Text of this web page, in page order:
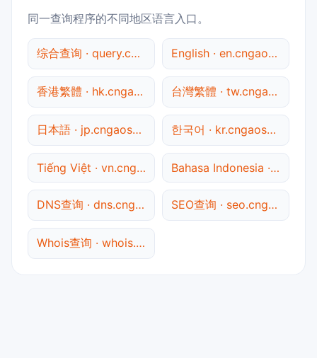
同一查询程序的不同地区语言入口。
综合查询 · query.cngaosu.com English · en.cngaosu.com
香港繁體 · hk.cngaosu.com 台灣繁體 · tw.cngaosu.com
日本語 · jp.cngaosu.com 한국어 · kr.cngaosu.com
Tiếng Việt · vn.cngaosu.com Bahasa Indonesia · id.cngaosu.com
DNS查询 · dns.cngaosu.com SEO查询 · seo.cngaosu.com
Whois查询 · whois.cngaosu.com